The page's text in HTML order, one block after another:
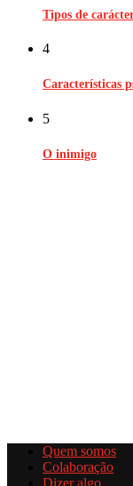
Tipos de
4
Características
5
O inimigo
Quem somos
Colaboração
Dizer algo